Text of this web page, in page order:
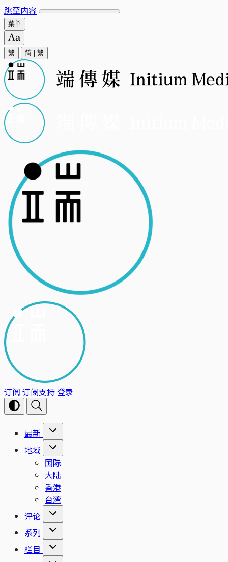
跳至内容
菜单
繁 简 繁
订阅 订阅支持登录
最新
地域
国际
大陆
香港
台湾
评论
系列
栏目